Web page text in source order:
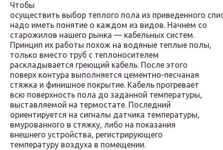
Чтобы
осуществить выбор теплого пола из приведенного
надо иметь понятие о каждом из видов. Начнем со
старожилов нашего рынка — кабельных систем.
Принцип их работы похож на водяные теплые полы,
только вместо труб с теплоносителем
раскладывается греющий кабель. После этого
поверх контура выполняется цементно-песчаная
стяжка и финишное покрытие. Кабель прогревает
всю поверхность пола до заданной температуры,
выставляемой на термостате. Последний
ориентируется на сигналы датчика температуры,
вмурованного в стяжку, либо на показания
внешнего устройства, регистрирующего
температуру воздуха в помещении.